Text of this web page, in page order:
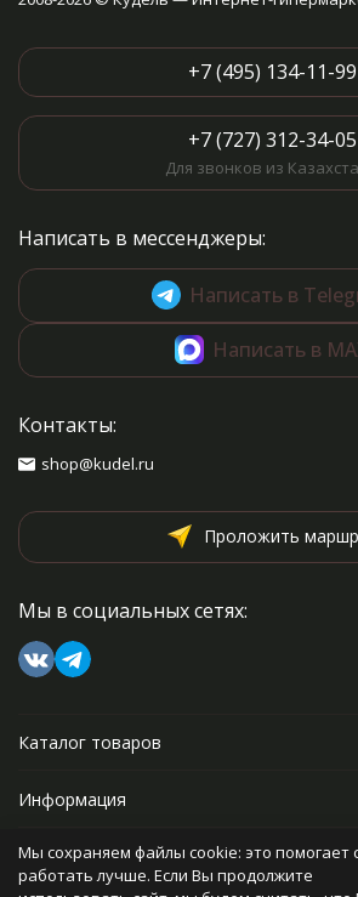
+7 (495) 134-11-99
+7 (727) 312-34-05
Для звонков из
Написать в мессенджеры:
Написать в
Написать в
Контакты:
shop@kudel.ru
Проложить
Мы в социальных сетях:
Каталог товаров
Информация
Прочее
Мы сохраняем файлы cookie: это помогает
работать лучше. Если Вы продолжите